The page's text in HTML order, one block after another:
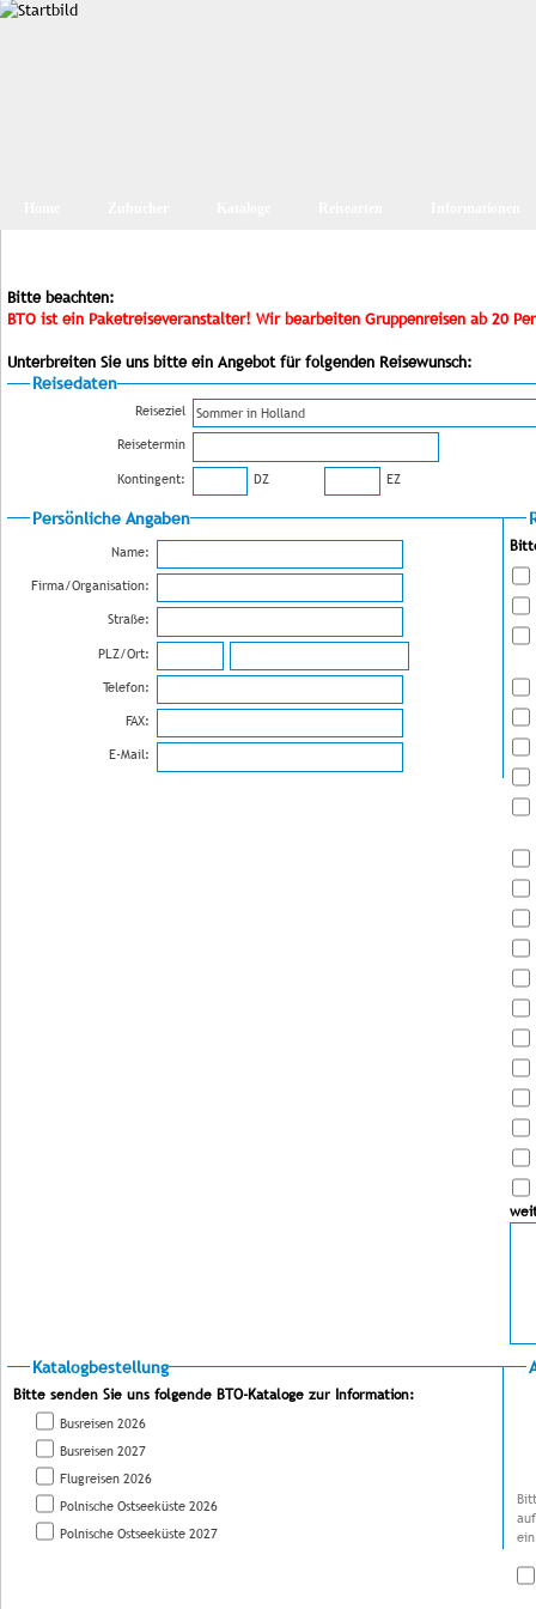
Bitte beachten:
BTO ist ein Paketreiseveranstalter! Wir bearbeiten Gruppenreisen ab 20
Unterbreiten Sie uns bitte ein Angebot für folgenden Reisewunsch:
Reisedaten
Reiseziel
Reisetermin
Kontingent:
DZ EZ
Persönliche Angaben
Name:
Firma/Organisation:
Straße:
PLZ/Ort:
Telefon:
FAX:
E-Mail:
Katalogbestellung
Bitte senden Sie uns folgende BTO-Kataloge zur Information:
Busreisen 2026
Busreisen 2027
Flugreisen 2026
Polnische Ostseeküste 2026
Polnische Ostseeküste 2027